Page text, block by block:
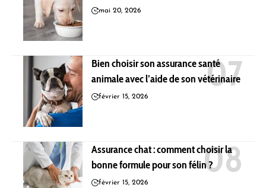
mai 20, 2026
Bien choisir son assurance santé
animale avec l’aide de son vétérinaire
février 15, 2026
Assurance chat : comment choisir la
bonne formule pour son félin ?
février 15, 2026